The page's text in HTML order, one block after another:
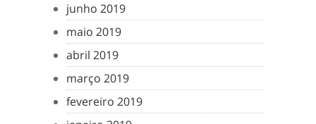
junho 2019
maio 2019
abril 2019
março 2019
fevereiro 2019